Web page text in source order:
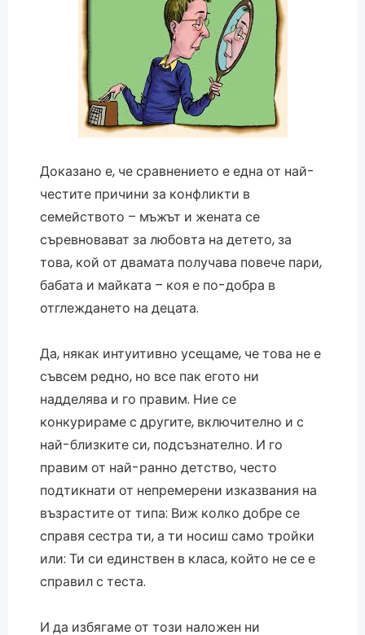
Доказано е, че сравнението е една от най-
честите причини за конфликти в
семейството – мъжът и жената се
съревновават за любовта на детето, за
това, кой от двамата получава повече пари,
бабата и майката – коя е по-добра в
отглеждането на децата.
Да, някак интуитивно усещаме, че това не е
съвсем редно, но все пак егото ни
надделява и го правим. Ние се
конкурираме с другите, включително и с
най-близките си, подсъзнателно. И го
правим от най-ранно детство, често
подтикнати от непремерени изказвания на
възрастите от типа: Виж колко добре се
справя сестра ти, а ти носиш само тройки
или: Ти си единствен в класа, който не се е
справил с теста.
И да избягаме от този наложен ни